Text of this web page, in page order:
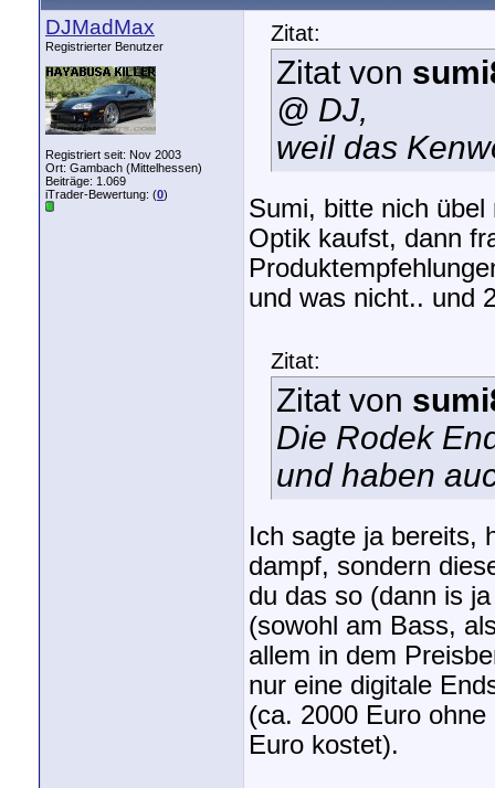
DJMadMax
Registrierter Benutzer
Registriert seit: Nov 2003
Ort: Gambach (Mittelhessen)
Beiträge: 1.069
iTrader-Bewertung: (0)
Zitat:
Zitat von
@ DJ,
weil das
Sumi, bitte nich
Optik kaufst, dann
und was nicht.. und
Zitat:
Zitat von
Die Rodek
und haben
Ich sagte ja bereits,
dampf, sondern
du das so (dann is
(sowohl am Bass,
allem in dem
nur eine digitale
(ca. 2000 Euro
Euro kostet).